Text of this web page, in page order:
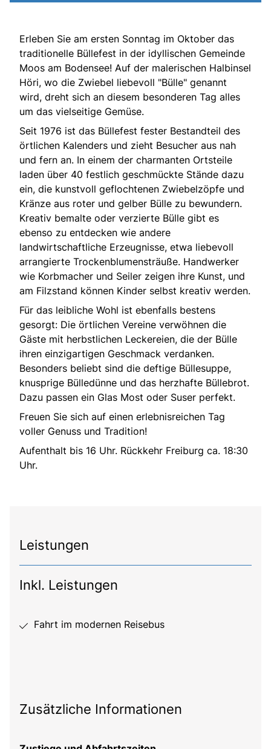
Erleben Sie am ersten Sonntag im Oktober das
traditionelle Büllefest in der idyllischen Gemeinde
Moos am Bodensee! Auf der malerischen Halbinsel
Höri, wo die Zwiebel liebevoll "Bülle" genannt
wird, dreht sich an diesem besonderen Tag alles
um das vielseitige Gemüse.
Seit 1976 ist das Büllefest fester Bestandteil des
örtlichen Kalenders und zieht Besucher aus nah
und fern an. In einem der charmanten Ortsteile
laden über 40 festlich geschmückte Stände dazu
ein, die kunstvoll geflochtenen Zwiebelzöpfe und
Kränze aus roter und gelber Bülle zu bewundern.
Kreativ bemalte oder verzierte Bülle gibt es
ebenso zu entdecken wie andere
landwirtschaftliche Erzeugnisse, etwa liebevoll
arrangierte Trockenblumensträuße. Handwerker
wie Korbmacher und Seiler zeigen ihre Kunst, und
am Filzstand können Kinder selbst kreativ werden.
Für das leibliche Wohl ist ebenfalls bestens
gesorgt: Die örtlichen Vereine verwöhnen die
Gäste mit herbstlichen Leckereien, die der Bülle
ihren einzigartigen Geschmack verdanken.
Besonders beliebt sind die deftige Büllesuppe,
knusprige Bülledünne und das herzhafte Büllebrot.
Dazu passen ein Glas Most oder Suser perfekt.
Freuen Sie sich auf einen erlebnisreichen Tag
voller Genuss und Tradition!
Aufenthalt bis 16 Uhr. Rückkehr Freiburg ca. 18:30
Uhr.
Leistungen
Inkl. Leistungen
Fahrt im modernen Reisebus
Zusätzliche Informationen